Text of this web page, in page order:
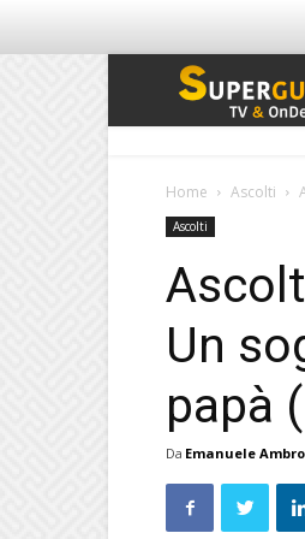
Home Ascolti
Ascolti
Un
papà
Da Emanuele